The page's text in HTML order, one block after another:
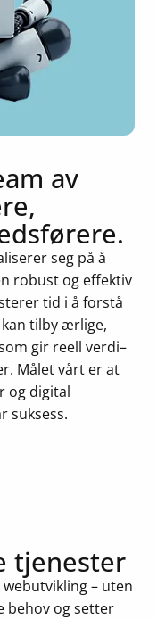
av
seg på å
robust og effektiv
tid i å forstå
tilby ærlige,
gir reell verdi–
Målet vårt er at
og digital
suksess.
tjenester
– uten
behov og setter